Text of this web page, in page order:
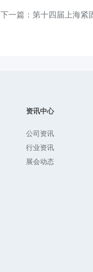
下一篇：第十四届上海紧
资讯中心
公司资讯
行业资讯
展会动态